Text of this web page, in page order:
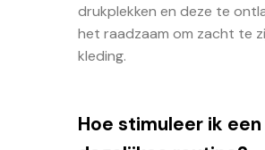
drukplekken en deze te
het raadzaam om zacht te
kleding.
Hoe stimuleer ik